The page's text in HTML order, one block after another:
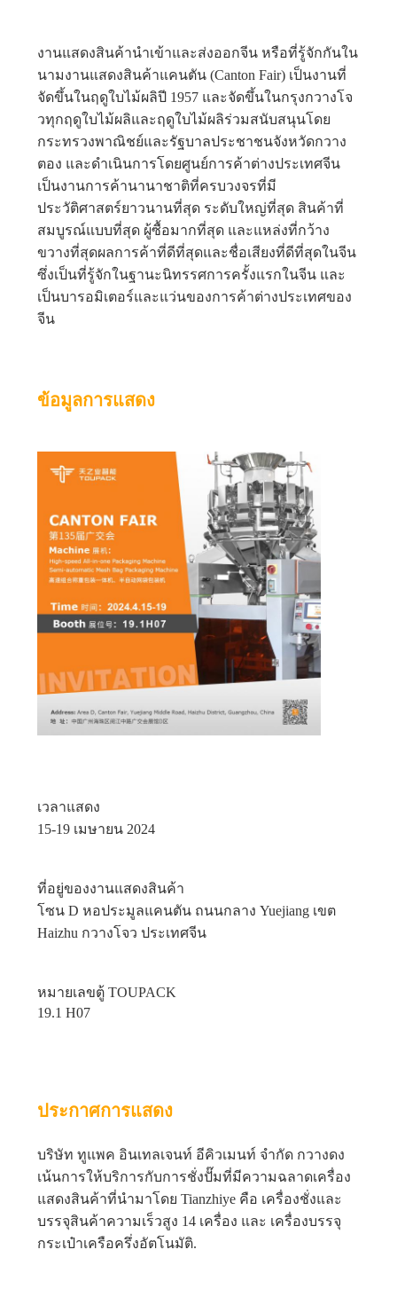
นโยบาย
ความ
เป็น
ส่วน
งานแสดงสินค้านําเข้าและส่งออกจีน หรือที่รู้จักกันใน
นามงานแสดงสินค้าแคนตัน (Canton Fair) เป็นงานที่
จัดขึ้นในฤดูใบไม้ผลิปี 1957 และจัดขึ้นในกรุงกวางโจ
วทุกฤดูใบไม้ผลิและฤดูใบไม้ผลิร่วมสนับสนุนโดย
กระทรวงพาณิชย์และรัฐบาลประชาชนจังหวัดกวาง
ตอง และดําเนินการโดยศูนย์การค้าต่างประเทศจีน
เป็นงานการค้านานาชาติที่ครบวงจรที่มี
ประวัติศาสตร์ยาวนานที่สุด ระดับใหญ่ที่สุด สินค้าที่
สมบูรณ์แบบที่สุด ผู้ซื้อมากที่สุด และแหล่งที่กว้าง
ขวางที่สุดผลการค้าที่ดีที่สุดและชื่อเสียงที่ดีที่สุดในจีน
ซึ่งเป็นที่รู้จักในฐานะนิทรรศการครั้งแรกในจีน และ
เป็นบารอมิเตอร์และแว่นของการค้าต่างประเทศของ
จีน
ข้อมูลการแสดง
เวลาแสดง
15-19 เมษายน 2024
ที่อยู่ของงานแสดงสินค้า
โซน D หอประมูลแคนตัน ถนนกลาง Yuejiang เขต
Haizhu กวางโจว ประเทศจีน
หมายเลขตู้ TOUPACK
19.1 H07
ประกาศการแสดง
บริษัท ทูแพค อินเทลเจนท์ อีคิวเมนท์ จํากัด กวางดง
เน้นการให้บริการกับการชั่งปั๊มที่มีความฉลาดเครื่อง
แสดงสินค้าที่นํามาโดย Tianzhiye คือ เครื่องชั่งและ
บรรจุสินค้าความเร็วสูง 14 เครื่อง และ เครื่องบรรจุ
กระเป๋าเครือครึ่งอัตโนมัติ.